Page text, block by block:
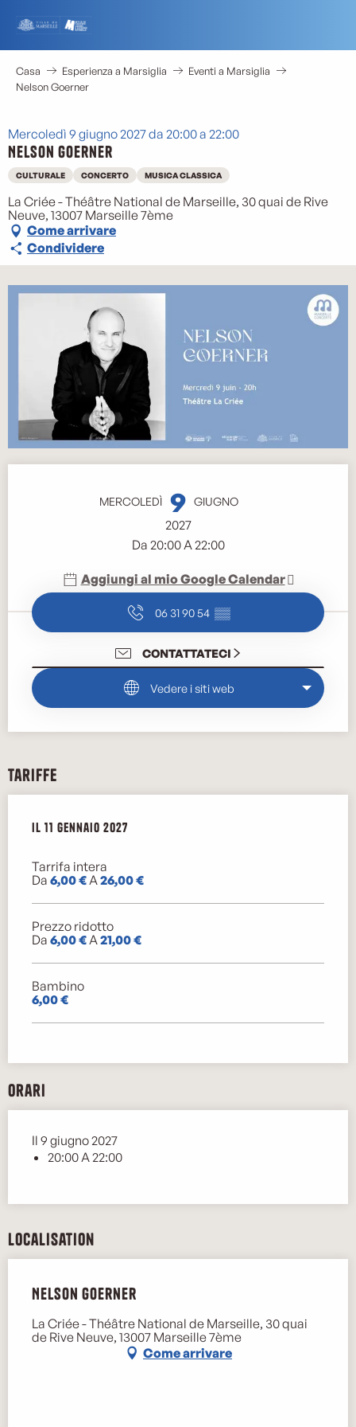
contenu
principal
Casa Esperienza a Marsiglia
Eventi a Marsiglia
Nelson Goerner
Mercoledì 9 giugno 2027 da 20:00 a 22:00
Nelson Goerner
CULTURALE CONCERTO MUSICA CLASSICA
La Criée - Théâtre National de Marseille, 30 quai de Rive
Neuve, 13007 Marseille 7ème
Come arrivare
Condividere
MERCOLEDÌ 9 GIUGNO
2027
Da 20:00 A 22:00
Aggiungi al mio Google Calendar
06 31 90 54 ▒▒
CONTATTATECI
Vedere i siti web
Tariffe
Il 11 gennaio 2027
Il 11 gennaio 2027
Tarrifa intera
Da 6,00 €A26,00 €
Prezzo ridotto
Da 6,00 €A21,00 €
Bambino
6,00 €
Orari
Il 9 giugno 2027
20:00 A 22:00
Localisation
Nelson Goerner
La Criée - Théâtre National de Marseille, 30 quai
de Rive Neuve, 13007 Marseille 7ème
Come arrivare